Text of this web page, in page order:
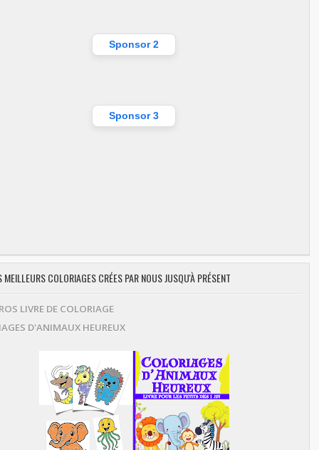
Sponsor 2
Sponsor 3
MEILLEURS COLORIAGES CRÉES PAR NOUS JUSQU'À PRÉSENT
LIVRE DE COLORIAGE
D'ANIMAUX HEUREUX